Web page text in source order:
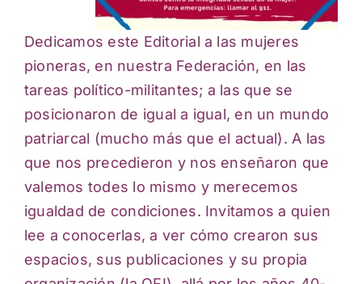
Dedicamos este Editorial a las mujeres
pioneras, en nuestra Federación, en las
tareas político-militantes; a las que se
posicionaron de igual a igual, en un mundo
patriarcal (mucho más que el actual). A las
que nos precedieron y nos enseñaron que
valemos todes lo mismo y merecemos
igualdad de condiciones. Invitamos a quien
lee a conocerlas, a ver cómo crearon sus
espacios, sus publicaciones y su propia